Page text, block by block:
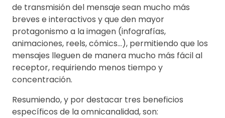
de transmisión del mensaje sean mucho más
breves e interactivos y que den mayor
protagonismo a la imagen (infografías,
animaciones, reels, cómics…), permitiendo que los
mensajes lleguen de manera mucho más fácil al
receptor, requiriendo menos tiempo y
concentración.
Resumiendo, y por destacar tres beneficios
específicos de la omnicanalidad, son: